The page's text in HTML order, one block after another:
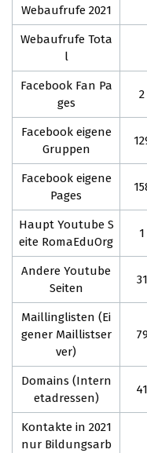
Webaufrufe 2021
Webaufrufe Tota
l
Facebook Fan Pa
ges
2
Facebook eigene
Gruppen
Facebook eigene
Pages
Haupt Youtube S
eite RomaEduOrg
1
Andere Youtube
Seiten
31
Maillinglisten (Ei
gener Maillistser
ver)
Domains (Intern
etadressen)
41
Kontakte in 2021
nur Bildungsarb